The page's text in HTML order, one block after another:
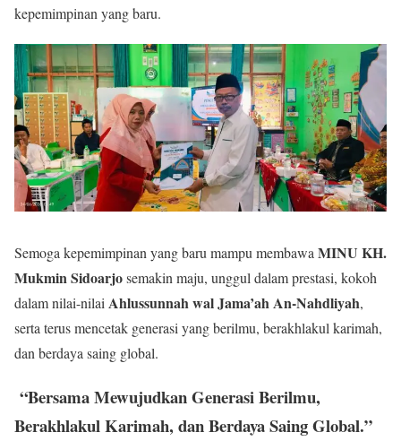
kepemimpinan yang baru.
Semoga kepemimpinan yang baru mampu membawaMINU KH.
Mukmin Sidoarjosemakin maju, unggul dalam prestasi, kokoh
dalam nilai-nilaiAhlussunnah wal Jama’ah An-Nahdliyah,
serta terus mencetak generasi yang berilmu, berakhlakul karimah,
dan berdaya saing global.
“Bersama Mewujudkan Generasi Berilmu,
Berakhlakul Karimah, dan Berdaya Saing Global.”